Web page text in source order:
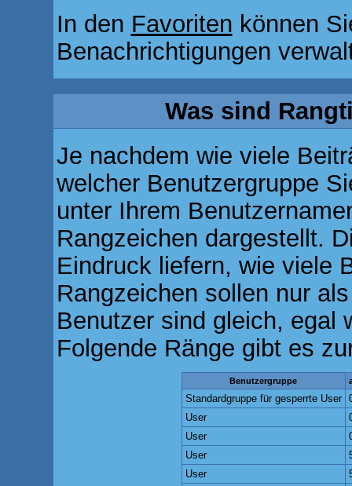
In den Favoriten können
Benachrichtigungen
Was sind
Je nachdem wie viele
welcher Benutzergruppe
unter Ihrem
Rangzeichen dargestellt.
Eindruck liefern, wie viele
Rangzeichen sollen nur
Benutzer sind gleich, egal
Folgende Ränge gibt es
Benutzergruppe
Standardgruppe für gesperrte User
User
User
User
User